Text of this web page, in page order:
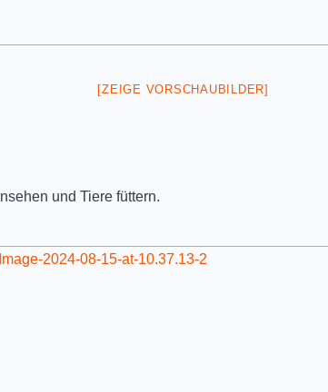
[ZEIGE VORSCHAUBILDER]
und Tiere füttern.